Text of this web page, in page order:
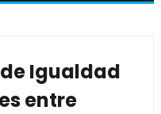
Igualdad
entre